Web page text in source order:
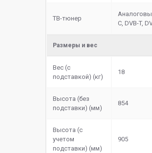
ТВ-тюнер
C, DVB-T,
Размеры и вес
Вес (с
подставкой) (кг)
18
Высота (без
подставки) (мм)
854
Высота (с
учетом
подставки) (мм)
905